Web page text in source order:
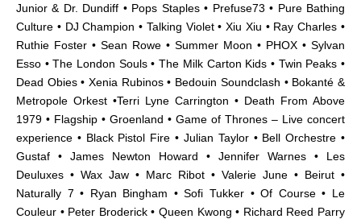
Junior & Dr. Dundiff • Pops Staples • Prefuse73 • Pure Bathing
Culture • DJ Champion • Talking Violet • Xiu Xiu • Ray Charles •
Ruthie Foster • Sean Rowe • Summer Moon • PHOX • Sylvan
Esso • The London Souls • The Milk Carton Kids • Twin Peaks •
Dead Obies • Xenia Rubinos • Bedouin Soundclash • Bokanté &
Metropole Orkest •Terri Lyne Carrington • Death From Above
1979 • Flagship • Groenland • Game of Thrones – Live concert
experience • Black Pistol Fire • Julian Taylor • Bell Orchestre •
Gustaf • James Newton Howard • Jennifer Warnes • Les
Deuluxes • Wax Jaw • Marc Ribot • Valerie June • Beirut •
Naturally 7 • Ryan Bingham • Sofi Tukker • Of Course • Le
Couleur • Peter Broderick • Queen Kwong • Richard Reed Parry